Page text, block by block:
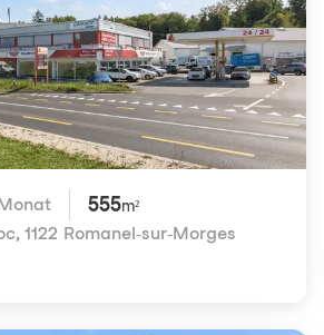
555m²
, 1122 Romanel-sur-Morges